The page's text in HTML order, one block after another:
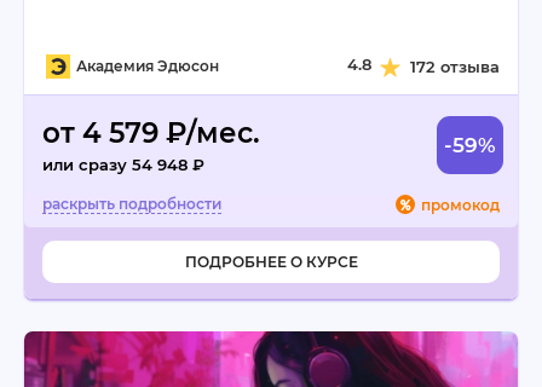
Академия Эдюсон 4.8 172 отзыва
от 4 579 ₽/мес.
или сразу 54 948 ₽
-59%
промокод
ПОДРОБНЕЕ О КУРСЕ